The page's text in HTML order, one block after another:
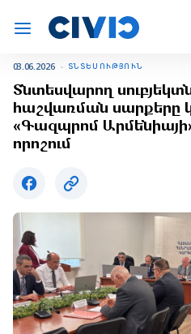
03.06.2026 ՏՆՏԵՍՈՒԹՅՈՒՆ
Տնտեսվարող
հաշվառման սարքերը
«Գազպրոմ
որոշում